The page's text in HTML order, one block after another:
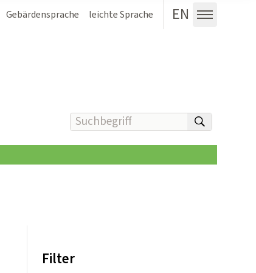
Gebärdensprache leichte Sprache EN
Menü
Suchbegriff(e) eingeben
Filter